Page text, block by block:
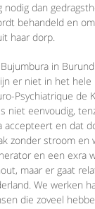
nodig dan
behandeld en
haar dorp.
in
er niet in het
Psychiatrique de
niet eenvoudig,
accepteert en dat
zonder stroom en
en een exra
maar er gaat
We werken
die zoveel